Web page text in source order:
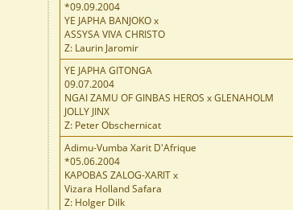
*09.09.2004
YE JAPHA BANJOKO x
ASSYSA VIVA CHRISTO
Z: Laurin Jaromir
YE JAPHA GITONGA
09.07.2004
NGAI ZAMU OF GINBAS HEROS x GLENAHOLM
JOLLY JINX
Z: Peter Obschernicat
Adimu-Vumba Xarit D'Afrique
*05.06.2004
KAPOBAS ZALOG-XARIT x
Vizara Holland Safara
Z: Holger Dilk